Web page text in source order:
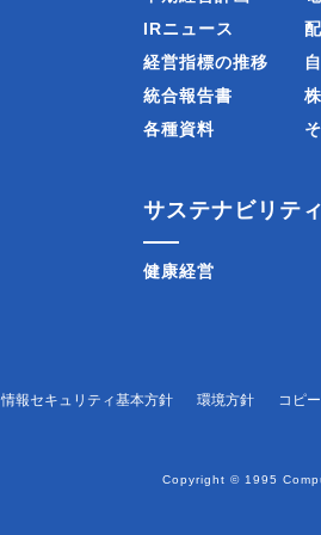
IRニュース
経営指標の推移
統合報告書
各種資料
サステナビリティ
健康経営
情報セキュリティ基本方針 環境方針 コピ
Copyright © 1995